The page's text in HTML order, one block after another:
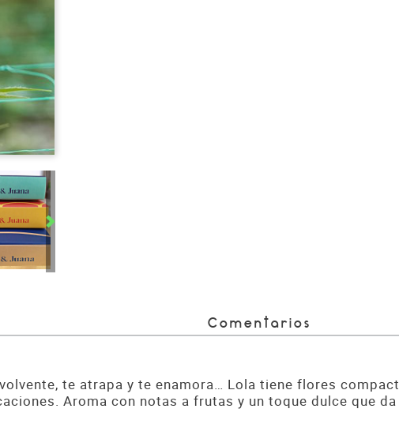
Comentarios
te atrapa y te enamora… Lola tiene flores
Aroma con notas a frutas y un toque dulce que